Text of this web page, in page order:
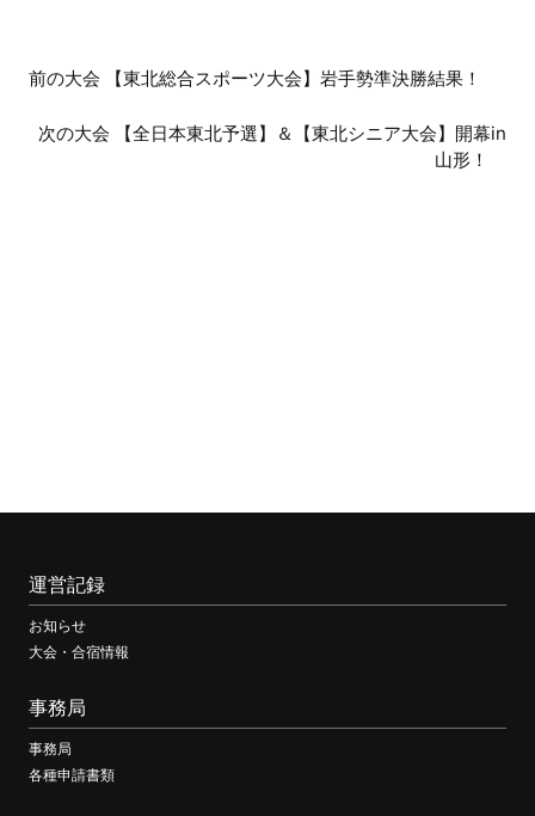
前
後
前の大会 【東北総合スポーツ大会】岩手勢準決勝結果！
次の大会 【全日本東北予選】＆【東北シニア大会】開幕in
山形！
運営記録
お知らせ
大会・合宿情報
事務局
事務局
各種申請書類